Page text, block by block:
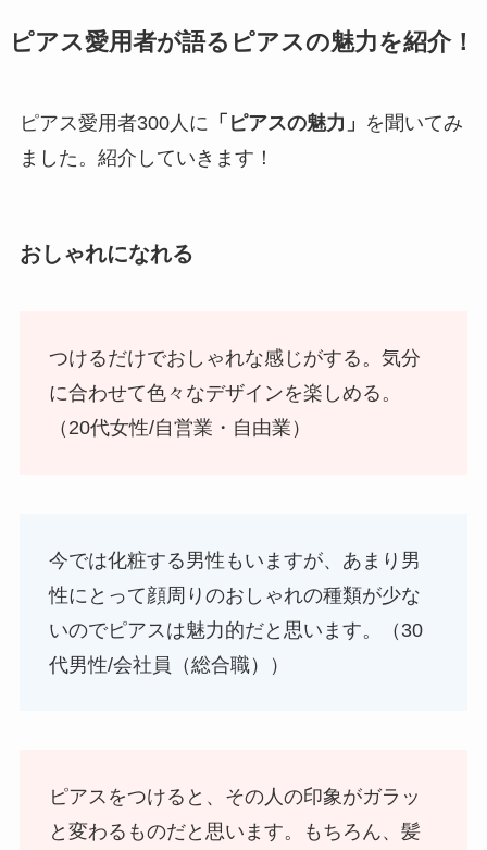
ピアス愛用者が語るピアスの魅力を紹介！
ピアス愛用者300人に 「ピアスの魅力」 を聞いてみ
ました。紹介していきます！
おしゃれになれる
つけるだけでおしゃれな感じがする。気分
に合わせて色々なデザインを楽しめる。
（20代女性/自営業・自由業）
今では化粧する男性もいますが、あまり男
性にとって顔周りのおしゃれの種類が少な
いのでピアスは魅力的だと思います。（30
代男性/会社員（総合職））
ピアスをつけると、その人の印象がガラッ
と変わるものだと思います。もちろん、髪